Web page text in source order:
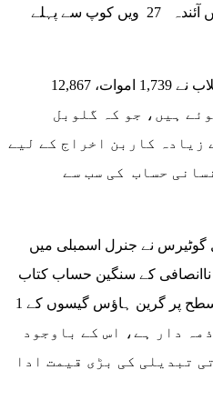
موسمیاتی تبدیلی کے سیمینار میں آئندہ 27 ویں کوپ سے پہلے
کل تک پاکستان میں تباہ کن سیلاب نے 1,739 اموات، 12,867
گھر ہوئے ہیں، جو کہ گلوبل
زیادہ کاربن اخراج کے لیے
حساب کی سب سے
کے سنگین حساب کتاب
کا شکار ہیں۔ پاکستان عالمی سطح پر گرین ہاؤس گیسوں کے 1
دار ہے، اس کے باوجود
تبدیلی کی بڑی قیمت ادا